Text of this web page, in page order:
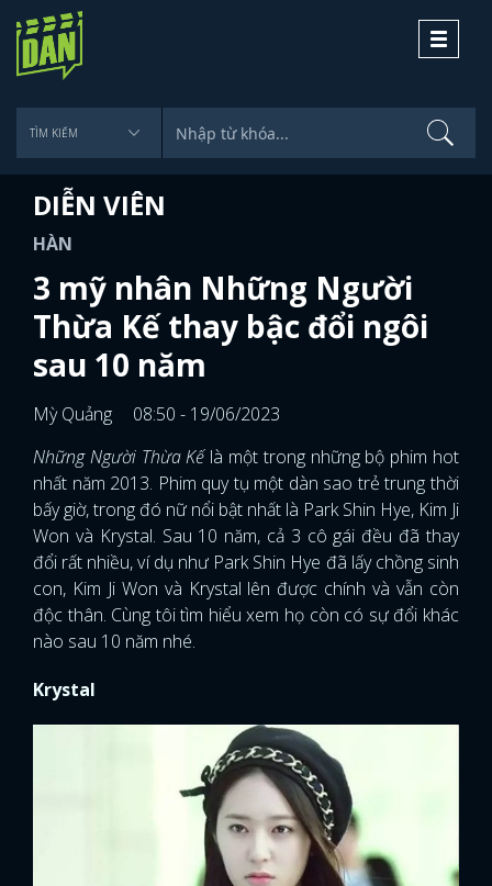
Toggle
DIỄN VIÊN
HÀN
3 mỹ nhân Những Người
Thừa Kế thay bậc đổi ngôi
sau 10 năm
Mỳ Quảng
08:50 - 19/06/2023
Những Người Thừa Kếlà một trong những bộ phim hot
nhất năm 2013. Phim quy tụ một dàn sao trẻ trung thời
bấy giờ, trong đó nữ nổi bật nhất là Park Shin Hye, Kim Ji
Won và Krystal. Sau 10 năm, cả 3 cô gái đều đã thay
đổi rất nhiều, ví dụ như Park Shin Hye đã lấy chồng sinh
con, Kim Ji Won và Krystal lên được chính và vẫn còn
độc thân. Cùng tôi tìm hiểu xem họ còn có sự đổi khác
nào sau 10 năm nhé.
Krystal